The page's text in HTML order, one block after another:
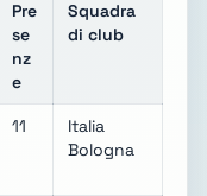
Pre
se
nz
e
Squadra
di club
11
Italia
Bologna